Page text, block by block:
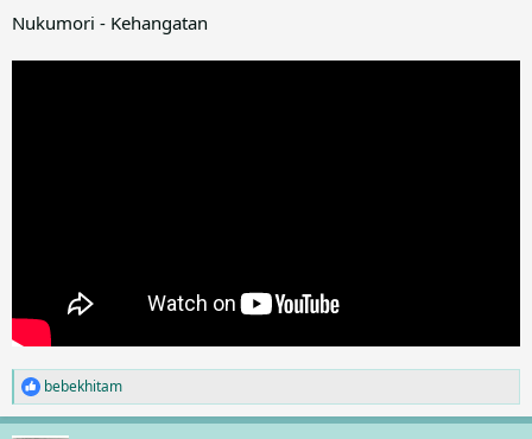
Nukumori - Kehangatan
R
e
a
bebekhitam